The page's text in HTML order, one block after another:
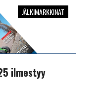
JÄLKIMARKKINAT
ilmestyy